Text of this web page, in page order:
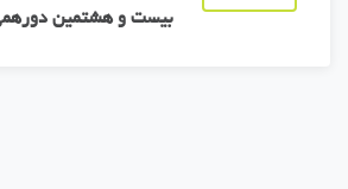
بیست و هشتمین دورهمی